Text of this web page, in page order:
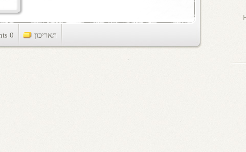
0 comments תאריכון